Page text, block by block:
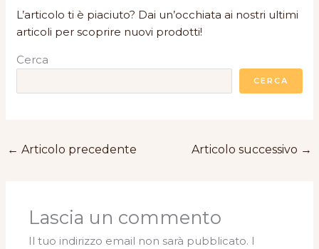
L’articolo ti è piaciuto? Dai un’occhiata ai nostri ultimi
articoli per scoprire nuovi prodotti!
Cerca
CERCA
← Articolo precedente Articolo successivo →
Lascia un commento
Il tuo indirizzo email non sarà pubblicato. I